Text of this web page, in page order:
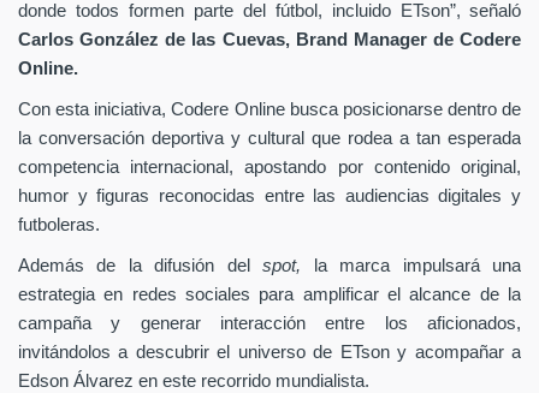
donde todos formen parte del fútbol, incluido ETson”, señaló
Carlos González de las Cuevas, Brand Manager de Codere
Online.
Con esta iniciativa, Codere Online busca posicionarse dentro de
la conversación deportiva y cultural que rodea a tan esperada
competencia internacional, apostando por contenido original,
humor y figuras reconocidas entre las audiencias digitales y
futboleras.
Además de la difusión delspot,
la marca impulsará una
estrategia en redes sociales para amplificar el alcance de la
campaña y generar interacción entre los aficionados,
invitándolos a descubrir el universo de ETson y acompañar a
Edson Álvarez en este recorrido mundialista.